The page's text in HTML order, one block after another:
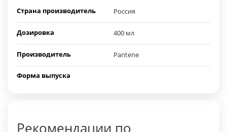
Страна производитель Россия
Дозировка 400 мл
Производитель Pantene
Форма выпуска
Рекомендации по